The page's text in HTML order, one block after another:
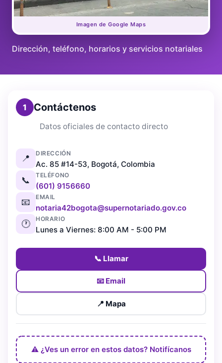
Imagen de Google Maps
Dirección, teléfono, horarios y servicios notariales
1 Contáctenos
Datos oficiales de contacto directo
📍 DIRECCIÓN
Ac. 85 #14-53, Bogotá, Colombia
📞 TELÉFONO
(601) 9156660
📧 EMAIL
notaria42bogota@supernotariado.gov.co
🕐 HORARIO
Lunes a Viernes: 8:00 AM - 5:00 PM
📞 Llamar
📧 Email
📍 Mapa
⚠️ ¿Ves un error en estos datos? Notifícanos